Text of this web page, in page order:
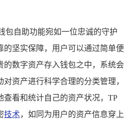
包自助功能宛如一位忠诚的守护
的坚实保障，用户可以通过简单便
的数字资产存入钱包之中，系统会
资产进行科学合理的分类管理，
查看和统计自己的资产状况，TP
技术，如同为用户的资产信息穿上